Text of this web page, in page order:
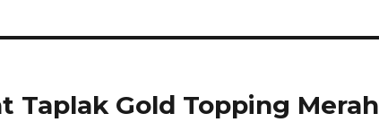
Taplak Gold Topping Merah